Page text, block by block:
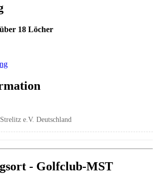
18 Löcher
e.V. Deutschland
- Golfclub-MST